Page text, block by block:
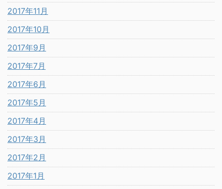
2017年11月
2017年10月
2017年9月
2017年7月
2017年6月
2017年5月
2017年4月
2017年3月
2017年2月
2017年1月